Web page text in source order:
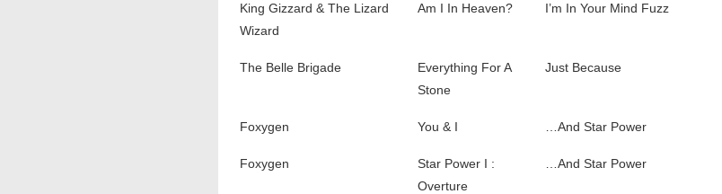
King Gizzard & The Lizard
Wizard
Am I In Heaven? I’m In Your Mind Fuzz
The Belle Brigade
Everything For A
Stone
Just Because
Foxygen You & I …And Star Power
Foxygen
Star Power I :
Overture
…And Star Power